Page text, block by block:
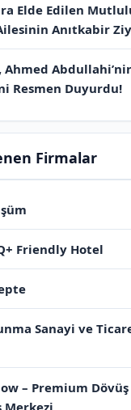
Elde Edilen
Anıtkabir
Ahmed
Resmen Duyurdu!
Firmalar
Friendly Hotel
Sanayi ve
– Premium Dövüş
Merkezi